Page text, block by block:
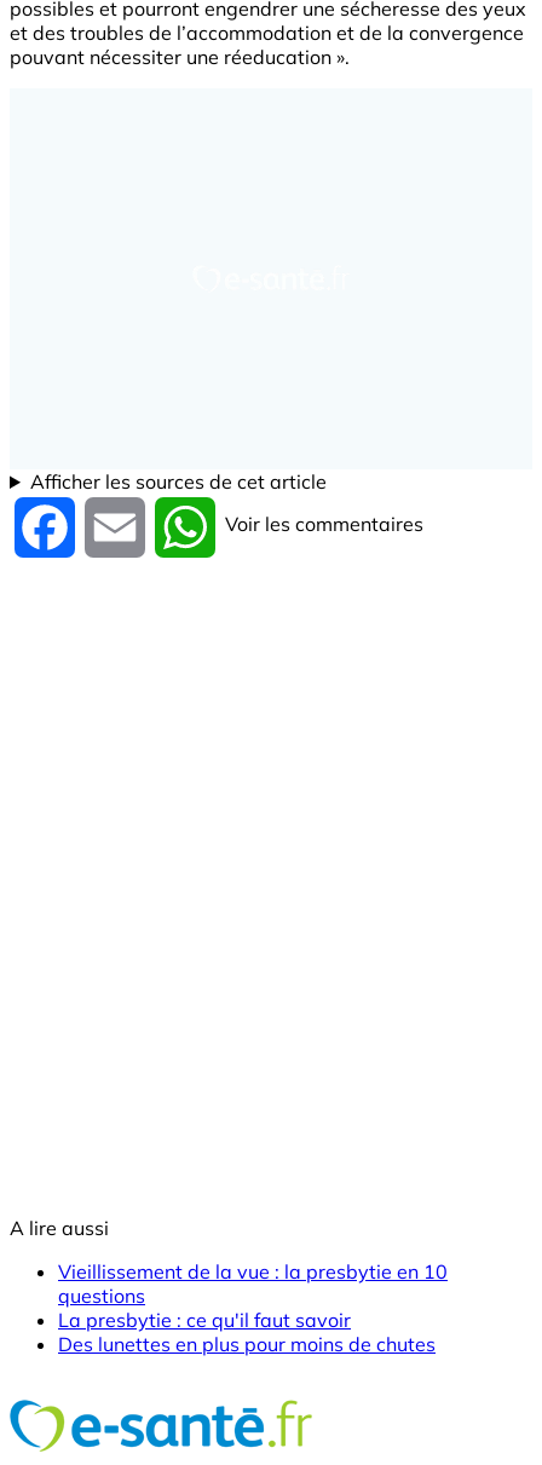
possibles et pourront engendrer une sécheresse des yeux
et des troubles de l’accommodation et de la convergence
pouvant nécessiter une réeducation ».
Afficher les sources de cet article
Facebook Email WhatsApp
Voir les commentaires
A lire aussi
Vieillissement de la vue : la presbytie en 10
questions
La presbytie : ce qu'il faut savoir
Des lunettes en plus pour moins de chutes